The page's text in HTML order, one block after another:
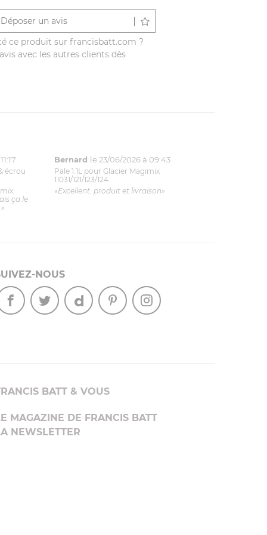
Déposer un avis
ce produit sur francisbatt.com ?
avec les autres clients dès
écrou
ça le
Bernard le 23/06/2026 à 09:43
Pale 1.1L pour Glacier Magimix
11031/121/123/124
«Excellent: produit et livraison»
NOUS
BATT & VOUS
MAGAZINE DE FRANCIS BATT
NEWSLETTER